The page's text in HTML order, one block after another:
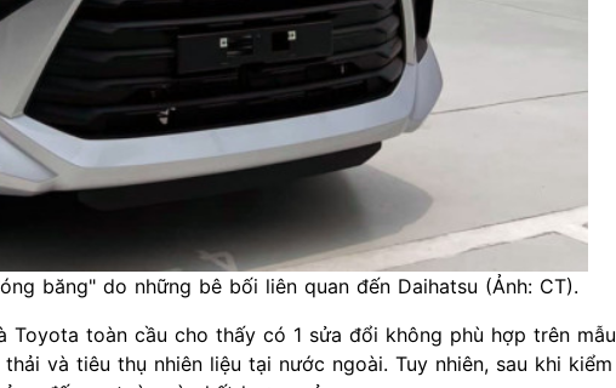
băng" do những bê bối liên quan đến Daihatsu (Ảnh: CT).
toàn cầu cho thấy có 1 sửa đổi không phù hợp trên mẫu
và tiêu thụ nhiên liệu tại nước ngoài. Tuy nhiên, sau khi kiểm